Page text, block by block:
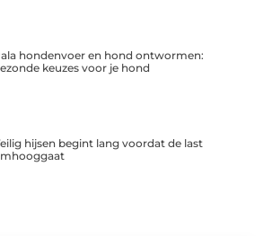
hondenvoer en hond ontwormen:
keuzes voor je hond
hijsen begint lang voordat de last